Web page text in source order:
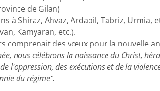
de Gilan)
à Shiraz, Ahvaz, Ardabil, Tabriz, Urmia,
Kamyaran, etc.).
comprenait des vœux pour la nouvelle
nous célébrons la naissance du Christ,
l'oppression, des exécutions et de la
du régime".